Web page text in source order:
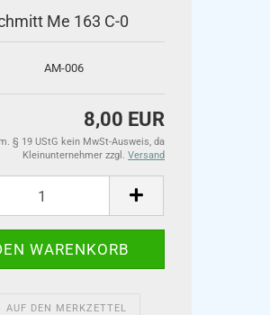
Me 163 C-0
AM-006
8,00 EUR
§ 19 UStG kein MwSt-Ausweis, da
Kleinunternehmer zzgl. Versand
AUF DEN MERKZETTEL